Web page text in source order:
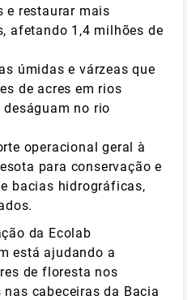
e restaurar mais
afetando 1,4 milhões de
úmidas e várzeas que
de acres em rios
no rio
operacional geral à
para conservação e
bacias hidrográficas,
da Ecolab
está ajudando a
de floresta nos
cabeceiras da Bacia